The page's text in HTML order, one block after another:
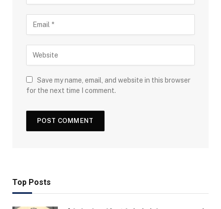
Save my name, email, and website in this browser
for the next time I comment.
Top Posts